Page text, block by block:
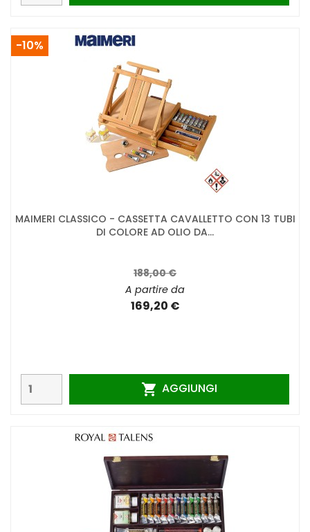
MAIMERI CLASSICO - CASSETTA CAVALLETTO CON 13 TUBI
DI COLORE AD OLIO DA...
188,00 €
A partire da
169,20 €
 AGGIUNGI
-10%